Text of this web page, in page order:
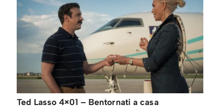
Ted Lasso 4×01 – Bentornati a casa